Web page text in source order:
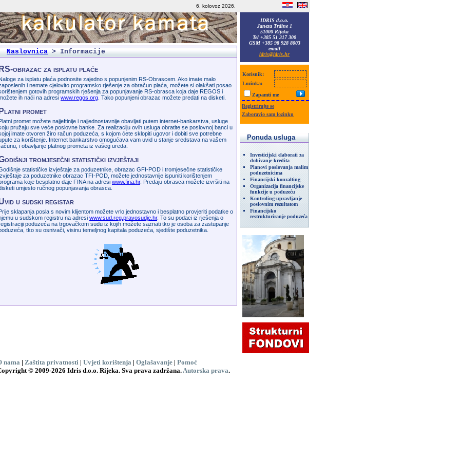
6. kolovoz 2026.
Naslovnica>Informacije
obrazac za isplatu plaće
za isplatu plaća podnosite zajedno s popunjenim RS-Obrascem. Ako imate malo
i nemate cjelovito programsko rješenje za obračun plaća, možete si olakšati posao
gotovih programskih rješenja za popunjavanje RS-obrasca koja daje REGOS i
ih naći na adresi www.regos.org . Tako popunjeni obrazac možete predati na disketi.
promet
promet možete najjeftinije i najjednostavnije obavljati putem internet-bankarstva, usluge
pružaju sve veće poslovne banke. Za realizaciju ovih usluga obratite se poslovnoj banci u
imate otvoren žiro račun poduzeća, s kojom ćete sklopiti ugovor i dobiti sve potrebne
za korištenje. Internet bankarstvo omogućava vam uvid u stanje sredstava na vašem
i obavljanje platnog prometa iz vašeg ureda.
tromjesečni statistički izvještaji
statističke izvještaje za poduzetnike, obrazac GFI-POD i tromjesečne statističke
za poduzetnike obrazac TFI-POD, možete jednostavnije ispuniti korištenjem
koje besplatno daje FINA na adresi www.fina.hr. Predaju obrasca možete izvršiti na
umjesto ručnog popunjavanja obrasca.
u sudski registar
sklapanja posla s novim klijentom možete vrlo jednostavno i besplatno provjeriti podatke o
u sudskom registru na adresi www.sud.reg.pravosudje.hr. To su podaci iz rješenja o
poduzeća na trgovačkom sudu iz kojih možete saznati tko je osoba za zastupanje
tko su osnivači, visinu temeljnog kapitala poduzeća, sjedište poduzetnika.
IDRIS d.o.o.
Janeza Trdine 1
51000 Rijeka
Tel +385 51 317 300
GSM +385 98 928 8003
email
idris@idris.hr
Korisnik:
Lozinka:
Zapamti me
Registrirajte se
Zaboravio sam lozinku
Ponuda usluga
Investicijski elaborati za
dobivanje kredita
Planovi poslovanja malim
poduzetnicima
Financijski konzalting
Organizacija financijske
funkcije u poduzeću
Kontroling-upravljanje
poslovnim rezultatom
Financijsko
restrukturiranje poduzeća
nama | Zaštita privatnosti | Uvjeti korištenja | Oglašavanje | Pomoć
© 2009-2026 Idris d.o.o. Rijeka. Sva prava zadržana.Autorska prava.